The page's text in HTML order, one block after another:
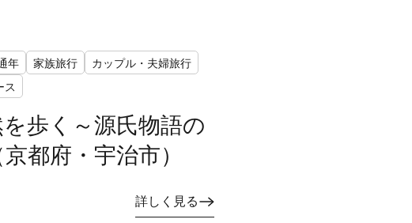
年 家族旅行
カップル・夫婦旅行
ス
歩く～源氏物語の
都府・宇治市）
詳しく見る